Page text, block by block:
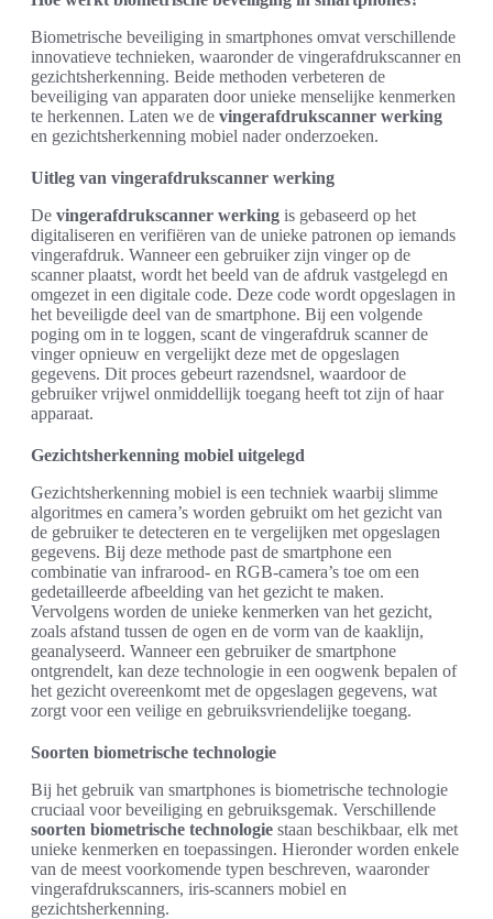
Biometrische beveiliging in smartphones omvat verschillende
innovatieve technieken, waaronder de vingerafdrukscanner en
gezichtsherkenning. Beide methoden verbeteren de
beveiliging van apparaten door unieke menselijke kenmerken
te herkennen. Laten we de vingerafdrukscanner werking
en gezichtsherkenning mobiel nader onderzoeken.
Uitleg van vingerafdrukscanner werking
De vingerafdrukscanner werking is gebaseerd op het
digitaliseren en verifiëren van de unieke patronen op iemands
vingerafdruk. Wanneer een gebruiker zijn vinger op de
scanner plaatst, wordt het beeld van de afdruk vastgelegd en
omgezet in een digitale code. Deze code wordt opgeslagen in
het beveiligde deel van de smartphone. Bij een volgende
poging om in te loggen, scant de vingerafdruk scanner de
vinger opnieuw en vergelijkt deze met de opgeslagen
gegevens. Dit proces gebeurt razendsnel, waardoor de
gebruiker vrijwel onmiddellijk toegang heeft tot zijn of haar
apparaat.
Gezichtsherkenning mobiel uitgelegd
Gezichtsherkenning mobiel is een techniek waarbij slimme
algoritmes en camera’s worden gebruikt om het gezicht van
de gebruiker te detecteren en te vergelijken met opgeslagen
gegevens. Bij deze methode past de smartphone een
combinatie van infrarood- en RGB-camera’s toe om een
gedetailleerde afbeelding van het gezicht te maken.
Vervolgens worden de unieke kenmerken van het gezicht,
zoals afstand tussen de ogen en de vorm van de kaaklijn,
geanalyseerd. Wanneer een gebruiker de smartphone
ontgrendelt, kan deze technologie in een oogwenk bepalen of
het gezicht overeenkomt met de opgeslagen gegevens, wat
zorgt voor een veilige en gebruiksvriendelijke toegang.
Soorten biometrische technologie
Bij het gebruik van smartphones is biometrische technologie
cruciaal voor beveiliging en gebruiksgemak. Verschillende
soorten biometrische technologie staan beschikbaar, elk met
unieke kenmerken en toepassingen. Hieronder worden enkele
van de meest voorkomende typen beschreven, waaronder
vingerafdrukscanners, iris-scanners mobiel en
gezichtsherkenning.